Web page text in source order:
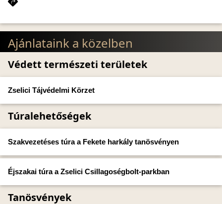
Ajánlataink a közelben
Védett természeti területek
Zselici Tájvédelmi Körzet
Túralehetőségek
Szakvezetéses túra a Fekete harkály tanösvényen
Éjszakai túra a Zselici Csillagoségbolt-parkban
Tanösvények